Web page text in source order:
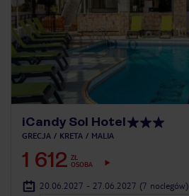
iCandy Sol Hotel
GRECJA KRETA MALIA
1 612 ZŁ
OSOBA
20.06.2027 - 27.06.2027 (7 noclegów)